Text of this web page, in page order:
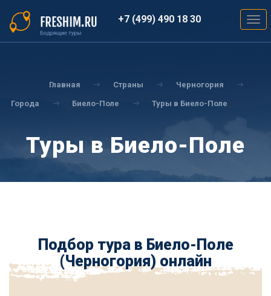
основному
содержанию
+7 (499) 490 18 30
Главная Страны Черногория
Города Биело-Поле Туры в Биело-Поле
Туры в Биело-Поле
Подбор тура в Биело-Поле
(Черногория) онлайн